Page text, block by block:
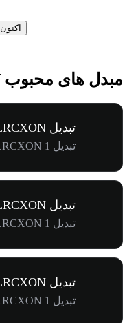
اکنون PLN را بخرید
مبدل های محبوب LRCXON
تبدیل LRCXON به USD
تبدیل 1 LRCXON به $310.48
تبدیل LRCXON به MXN
تبدیل 1 LRCXON به Mex$5.32K
تبدیل LRCXON به ZAR
تبدیل 1 LRCXON به R5.01K